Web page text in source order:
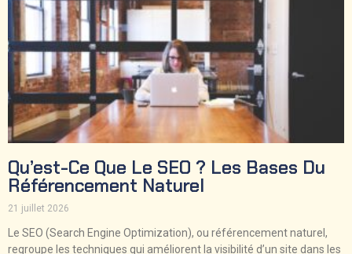
Qu’est-Ce Que Le SEO ? Les Bases Du
Référencement Naturel
21 juillet 2026
Le SEO (Search Engine Optimization), ou référencement naturel,
regroupe les techniques qui améliorent la visibilité d’un site dans les